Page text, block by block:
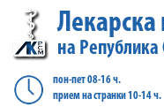
на
пон-пет 08-16 ч.
прием на странки 10-14 ч.